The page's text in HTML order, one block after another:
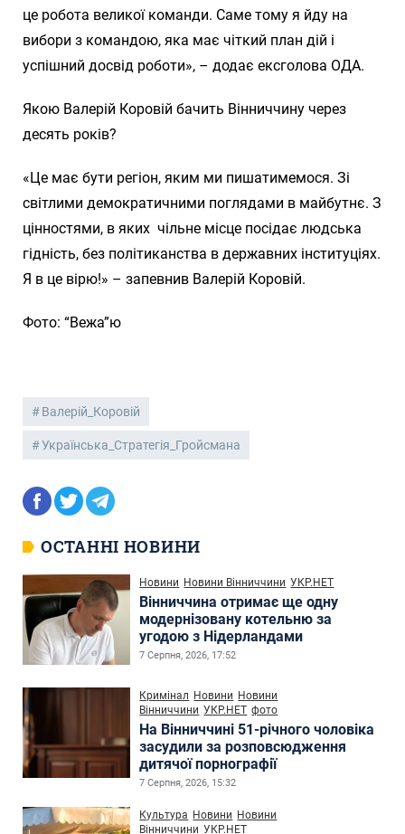
це робота великої команди. Саме тому я йду на
вибори з командою, яка має чіткий план дій і
успішний досвід роботи», – додає ексголова ОДА.
Якою Валерій Коровій бачить Вінниччину через
десять років?
«Це має бути регіон, яким ми пишатимемося. Зі
світлими демократичними поглядами в майбутнє. З
цінностями, в яких чільне місце посідає людська
гідність, без політиканства в державних інституціях.
Я в це вірю!» – запевнив Валерій Коровій.
Фото: “Вежа”ю
Валерій_Коровій
Українська_Стратегія_Гройсмана
ОСТАННІ НОВИНИ
Новини Новини Вінниччини УКР.НЕТ
Вінниччина отримає ще одну
модернізовану котельню за
угодою з Нідерландами
7 Серпня, 2026, 17:52
Кримінал Новини Новини
Вінниччини УКР.НЕТ фото
На Вінниччині 51-річного чоловіка
засудили за розповсюдження
дитячої порнографії
7 Серпня, 2026, 15:32
Культура Новини Новини
Вінниччини УКР.НЕТ